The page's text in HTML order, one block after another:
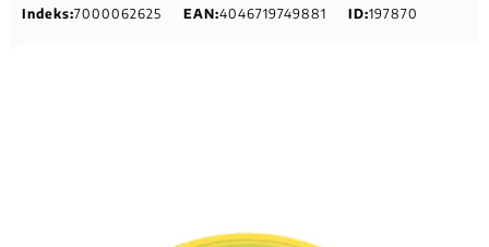
Indeks:7000062625 EAN:4046719749881 ID:197870